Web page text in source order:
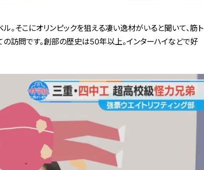
ル。そこにオリンピックを狙える凄い逸材がいると聞いて、筋ト
訪問です。創部の歴史は50年以上。インターハイなどで好